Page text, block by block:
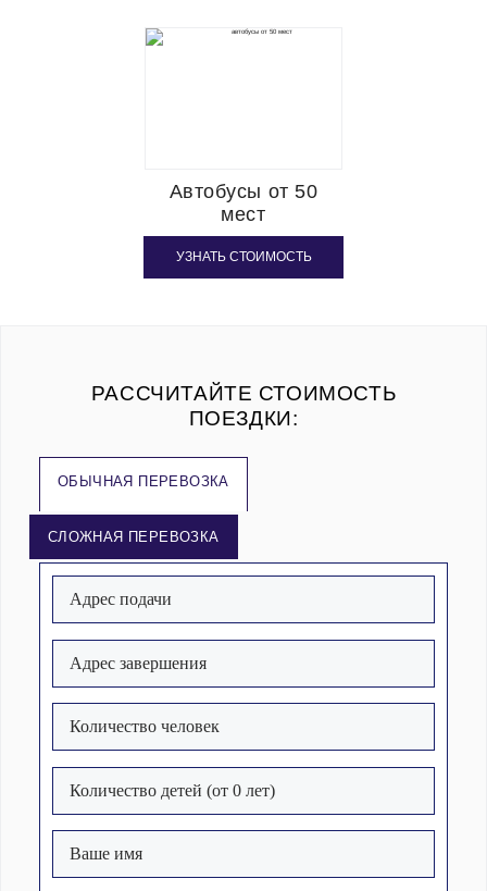
Автобусы от 50
мест
УЗНАТЬ СТОИМОСТЬ
РАССЧИТАЙТЕ СТОИМОСТЬ
ПОЕЗДКИ:
ОБЫЧНАЯ ПЕРЕВОЗКА
СЛОЖНАЯ ПЕРЕВОЗКА